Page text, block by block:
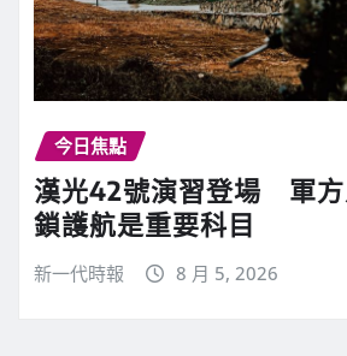
今日焦點
漢光42號演習登場 軍方
鎖護航是重要科目
新一代時報 8 月 5, 2026